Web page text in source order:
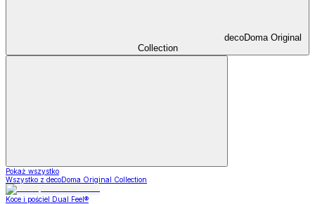
decoDoma Original
Collection
Pokaż wszystko
Wszystko z decoDoma Original Collection
Koce i pościel Dual Feel®